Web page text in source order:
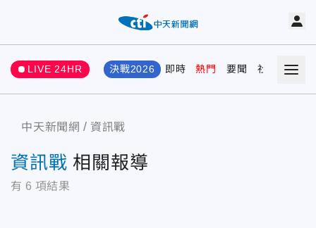
LIVE 24HR 決戰2026 即時 熱門 要聞 社會 娛樂
中天新聞網 資訊戰
資訊戰 相關報導
有 6 項結果